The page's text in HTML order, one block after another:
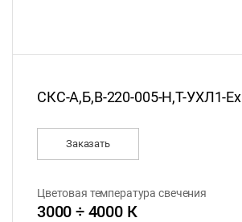
СКС-А,Б,В-220-005-Н,Т-УХЛ1-Ex
Заказать
Цветовая температура свечения
3000 ÷ 4000 К